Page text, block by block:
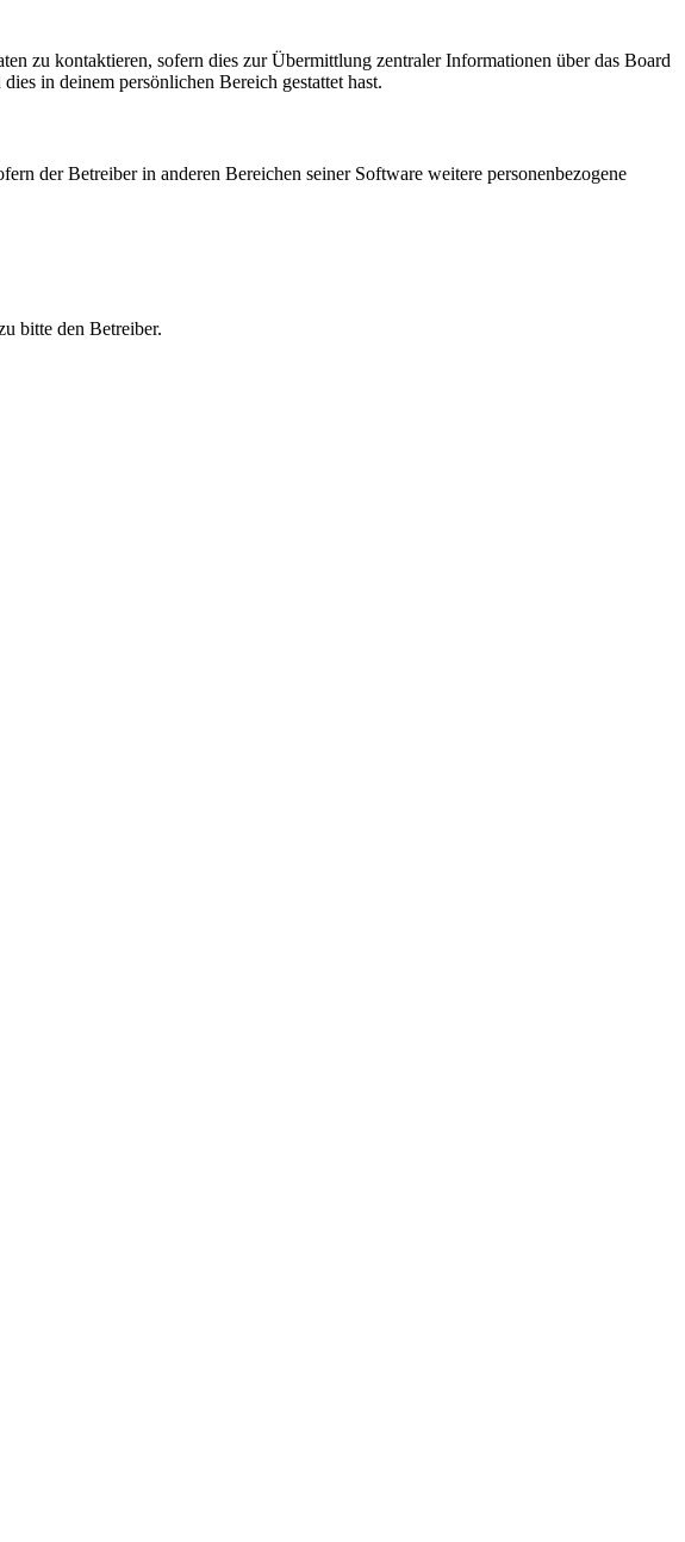
zu kontaktieren, sofern dies zur Übermittlung zentraler Informationen über das Board
in deinem persönlichen Bereich gestattet hast.
der Betreiber in anderen Bereichen seiner Software weitere personenbezogene
bitte den Betreiber.